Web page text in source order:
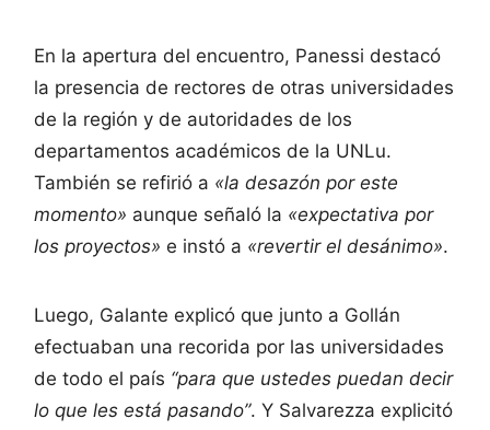
En la apertura del encuentro, Panessi destacó
la presencia de rectores de otras universidades
de la región y de autoridades de los
departamentos académicos de la UNLu.
También se refirió a «la desazón por este
momento» aunque señaló la «expectativa por
los proyectos» e instó a «revertir el desánimo».
Luego, Galante explicó que junto a Gollán
efectuaban una recorida por las universidades
de todo el país “para que ustedes puedan decir
lo que les está pasando”. Y Salvarezza explicitó